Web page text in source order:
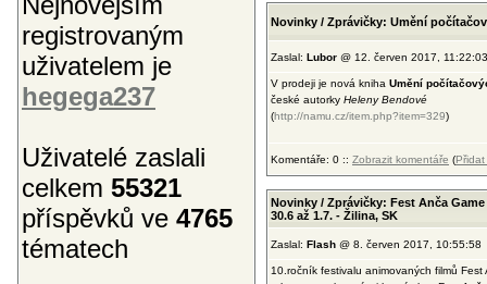
registrovaným
uživatelem je
hegega237
Uživatelé zaslali
celkem 55321
příspěvků ve 4765
tématech
Novinky / Zprávičky: Umění
Zaslal: Lubor @ 12. červen 2017, 11:22:03
V prodeji je nová kniha Umění
české autorky Heleny Bendové
(http://namu.cz/item.php?item=329)
Komentáře: 0 :: Zobrazit komentáře (Přidat
Novinky / Zprávičky: Fest Anča Game
30.6 až 1.7. - Žilina, SK
Zaslal: Flash @ 8. červen 2017, 10:55:58
10.ročník festivalu animovaných filmů Fest